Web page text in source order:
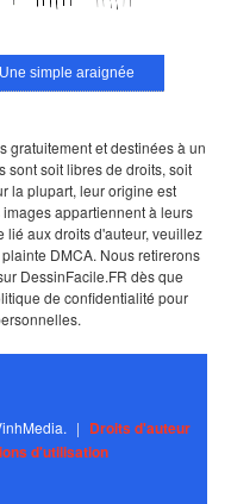
Une simple araignée
gratuitement et destinées à un
sont soit libres de droits, soit
la plupart, leur origine est
appartiennent à leurs
lié aux droits d'auteur, veuillez
DMCA. Nous retirerons
DessinFacile.FR dès que
de confidentialité pour
| Droits d'auteur
d'utilisation